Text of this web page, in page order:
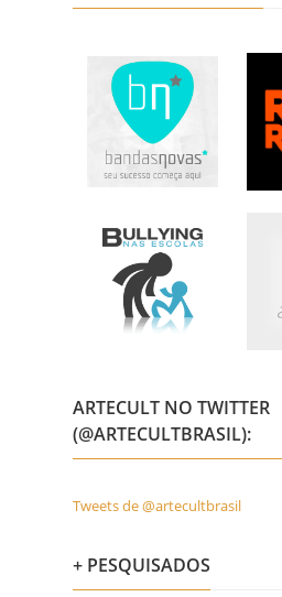
ARTECULT NO TWITTER
(@ARTECULTBRASIL):
Tweets de @artecultbrasil
+ PESQUISADOS